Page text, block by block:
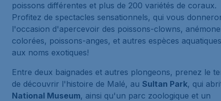
poissons différentes et plus de 200 variétés de coraux.
Profitez de spectacles sensationnels, qui vous
l'occasion d'apercevoir des poissons-clowns,
colorées, poissons-anges, et autres espèces aquatiques
aux noms exotiques!
Entre deux baignades et autres plongeons, prenez le
de découvrir l'histoire de Malé, au Sultan Park, qui
National Museum, ainsi qu'un parc zoologique et un